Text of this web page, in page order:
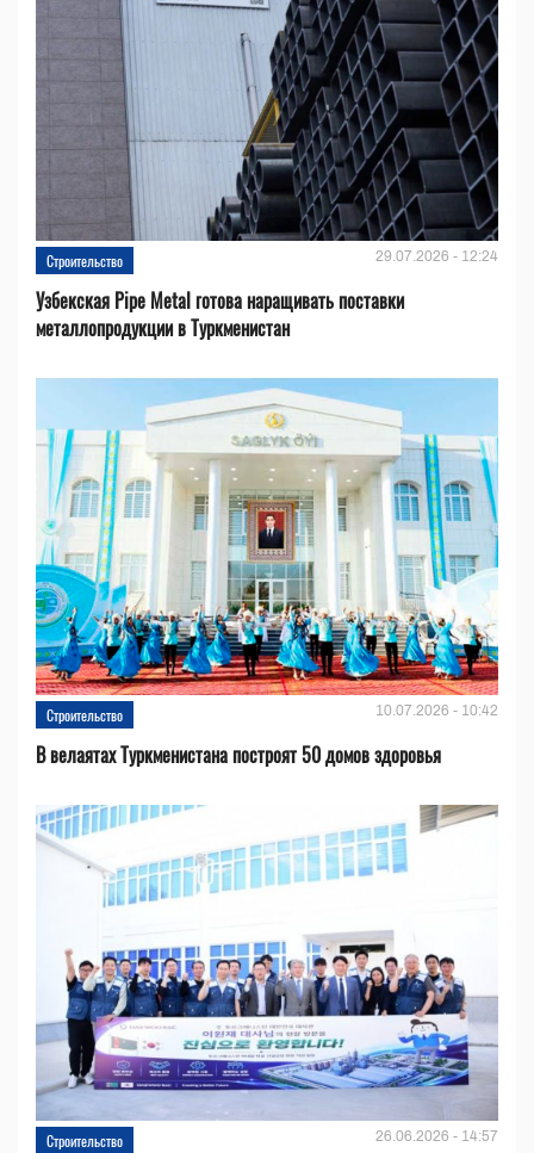
Строительство 29.07.2026 - 12:24
Узбекская Pipe Metal готова наращивать поставки
металлопродукции в Туркменистан
Строительство 10.07.2026 - 10:42
В велаятах Туркменистана построят 50 домов здоровья
Строительство 26.06.2026 - 14:57